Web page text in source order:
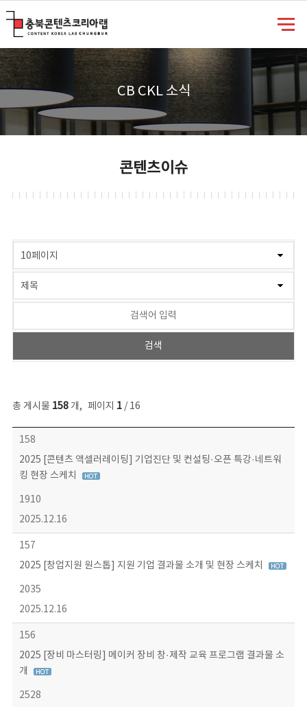
CB CKL 소식
콘텐츠이슈
총 게시물 158개, 페이지 1/ 16
콘텐츠이슈 목록 - 번호, 제목, 작성자, 파일, 조회수, 작성일 정보 제공
158
2025 [콘텐츠 액셀러레이팅] 기업진단 및 컨설팅·오픈 특강·네트워
킹 현장 스케치
1910
2025.12.16
157
2025 [창업지원 원스톱] 지원 기업 결과물 소개 및 현장 스케치
2035
2025.12.16
156
2025 [장비 마스터링] 메이커 장비 창·제작 교육 프로그램 결과물 소
개
2528